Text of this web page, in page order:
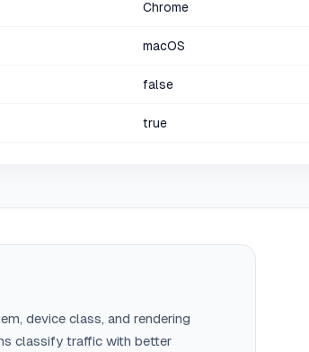
Chrome
macOS
false
true
device class, and rendering
classify traffic with better